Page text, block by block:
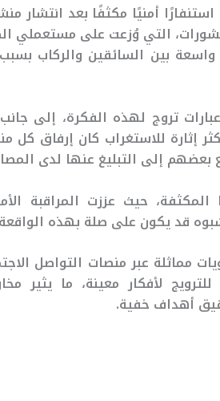
أمنيًا مكثفًا بعد انتشار
التي وُزعت على مستعملي
واسعة بين السائقين والركاب
تروج لهذه الفكرة، إلى جانب
إثارة للاستغراب كان إرفاق كل
إلى التبليغ عنها لدى
حيث عززت المراقبة
قد يكون على صلة بهذه
مماثلة عبر منصات التواصل
للترويج لأفكار معينة، ما يثير
أهداف خفية.